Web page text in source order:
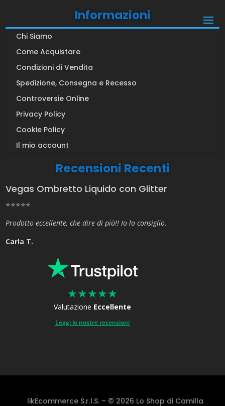
Informazioni
Chi Siamo
Come Acquistare
Condizioni di Vendita
Spedizione, Consegna e Recesso
Controversie Online
Privacy Policy
Cookie Policy
Il mio account
Recensioni Recenti
Vegas Ombretto Liquido con Glitter
⭐⭐⭐⭐⭐
Prodotto eccellente, che dire di più!! Io lo consiglio.
Carla T.
★★★★★
Valutazione Eccellente
Leggi le nostre recensioni
likEcommerce S.r.l.S. – © 2026 Lo Shop di Camilla